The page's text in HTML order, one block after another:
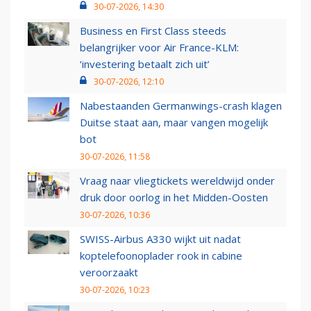
30-07-2026, 14:30
Business en First Class steeds
belangrijker voor Air France-KLM:
‘investering betaalt zich uit’
30-07-2026, 12:10
Nabestaanden Germanwings-crash klagen
Duitse staat aan, maar vangen mogelijk
bot
30-07-2026, 11:58
Vraag naar vliegtickets wereldwijd onder
druk door oorlog in het Midden-Oosten
30-07-2026, 10:36
SWISS-Airbus A330 wijkt uit nadat
koptelefoonoplader rook in cabine
veroorzaakt
30-07-2026, 10:23